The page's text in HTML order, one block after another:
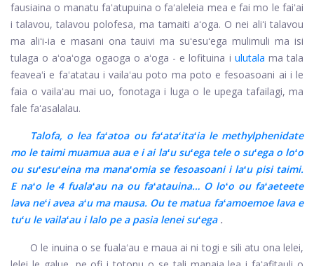
fausiaina o manatu faʻatupuina o faʻaleleia mea e fai mo le faiʻai
i talavou, talavou polofesa, ma tamaiti aʻoga. O nei aliʻi talavou
ma aliʻi-ia e masani ona tauivi ma suʻesuʻega mulimuli ma isi
tulaga o aʻoaʻoga ogaoga o aʻoga - e lofituina i ulutala ma tala
feaveaʻi e faʻatatau i vailaʻau poto ma poto e fesoasoani ai i le
faia o vailaʻau mai uo, fonotaga i luga o le upega tafailagi, ma
fale faʻasalalau.
Talofa, o lea faʻatoa ou faʻataʻitaʻia le methylphenidate
mo le taimi muamua aua e i ai laʻu suʻega tele o suʻega o loʻo
ou suʻesuʻeina ma manaʻomia se fesoasoani i laʻu pisi taimi.
E naʻo le 4 fualaʻau na ou faʻatauina… O loʻo ou faʻaeteete
lava neʻi avea aʻu ma mausa. Ou te matua faʻamoemoe lava e
tuʻu le vailaʻau i lalo pe a pasia lenei suʻega.
O le inuina o se fualaʻau e maua ai ni togi e sili atu ona lelei,